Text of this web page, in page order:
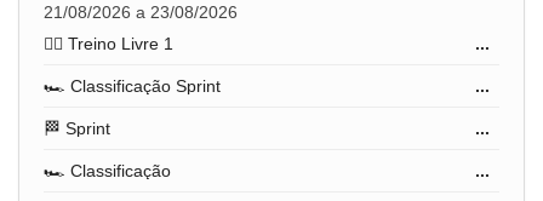
21/08/2026 a 23/08/2026
🏋️‍♂️ Treino Livre 1
...
🏎️ Classificação Sprint ...
🏁 Sprint ...
🏎️ Classificação ...